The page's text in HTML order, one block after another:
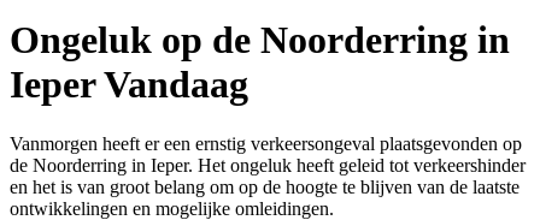
Ongeluk op de Noorderring in
Ieper Vandaag
Vanmorgen heeft er een ernstig verkeersongeval plaatsgevonden op
de Noorderring in Ieper. Het ongeluk heeft geleid tot verkeershinder
en het is van groot belang om op de hoogte te blijven van de laatste
ontwikkelingen en mogelijke omleidingen.